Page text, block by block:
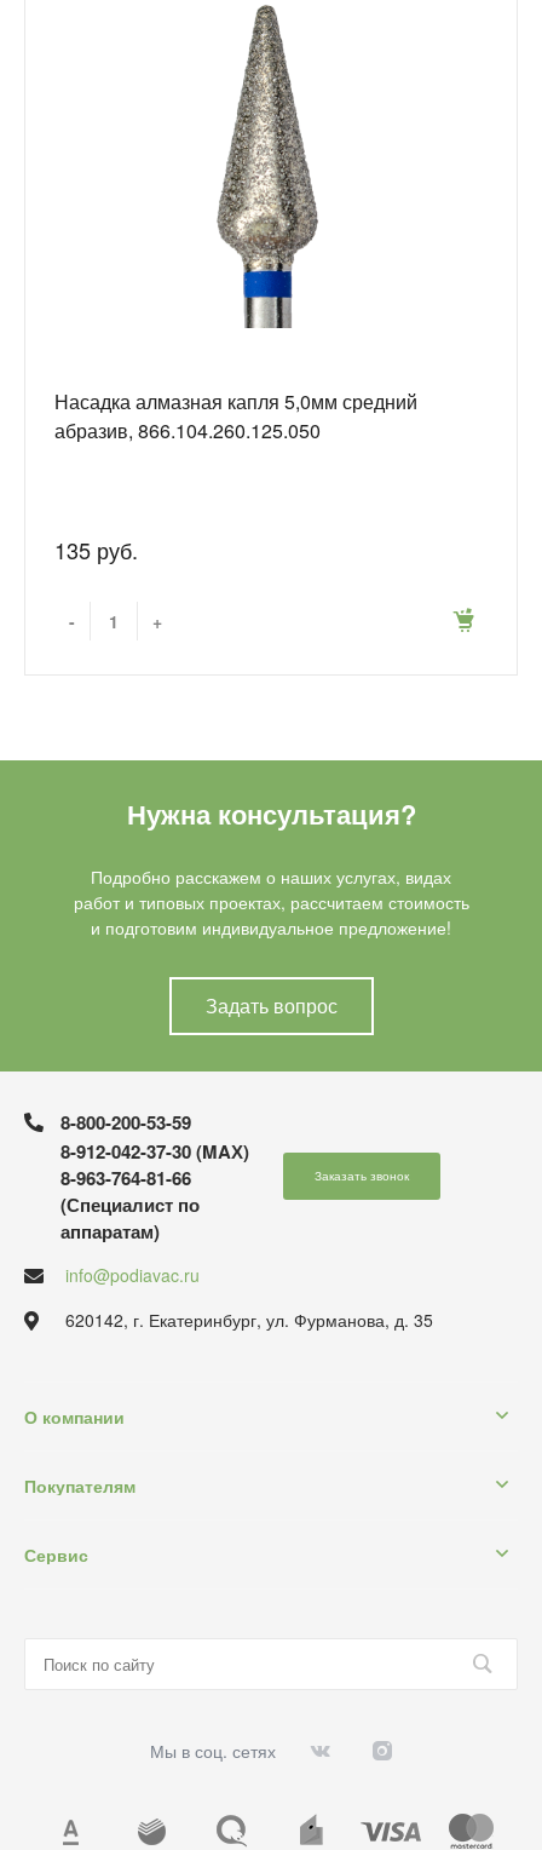
Насадка алмазная капля 5,0мм средний
абразив, 866.104.260.125.050
135 руб.
- +
Нужна консультация?
Подробно расскажем о наших услугах, видах
работ и типовых проектах, рассчитаем стоимость
и подготовим индивидуальное предложение!
Задать вопрос
8-800-200-53-59
8-912-042-37-30 (MAХ)
8-963-764-81-66
(Специалист по
аппаратам)
Заказать звонок
info@podiavac.ru
620142, г. Екатеринбург, ул. Фурманова, д. 35
О компании
Покупателям
Сервис
Мы в соц. сетях